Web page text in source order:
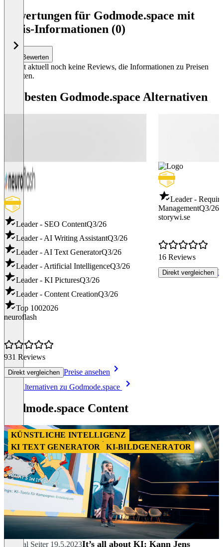
Bewertungen für Godmode.space mit
Preis-Informationen (0)
Bewerten
Es gibt aktuell noch keine Reviews, die Informationen zu Preisen
enthalten.
Die besten Godmode.space Alternativen
Leader - SEO ContentQ3/26
Leader - AI Writing AssistantQ3/26
Leader - AI Text GeneratorQ3/26
Leader - Artificial IntelligenceQ3/26
Leader - KI PicturesQ3/26
Leader - Content CreationQ3/26
Top 1002026
neuroflash
931 Reviews
Direkt vergleichen Preise ansehen
Leader -
ManagementQ3/26
storywi.se
16 Reviews
Direkt vergleichen
Alle Alternativen zu Godmode.space
Godmode.space Content
KÜNSTLICHE INTELLIGENZ
KI TEXT GENERATOR
KI-BILDGENERATOR
Chantal Seiter 19.5.2023It’s all about KI: Kann Jens